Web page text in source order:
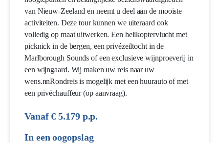
van Nieuw-Zeeland en neemt u deel aan de mooiste
activiteiten. Deze tour kunnen we uiteraard ook
volledig op maat uitwerken. Een helikoptervlucht met
picknick in de bergen, een privézeiltocht in de
Marlborough Sounds of een exclusieve wijnproeverij in
een wijngaard. Wij maken uw reis naar uw
wens.nnRondreis is mogelijk met een huurauto of met
een privéchauffeur (op aanvraag).
Vanaf € 5.179 p.p.
In een oogopslag